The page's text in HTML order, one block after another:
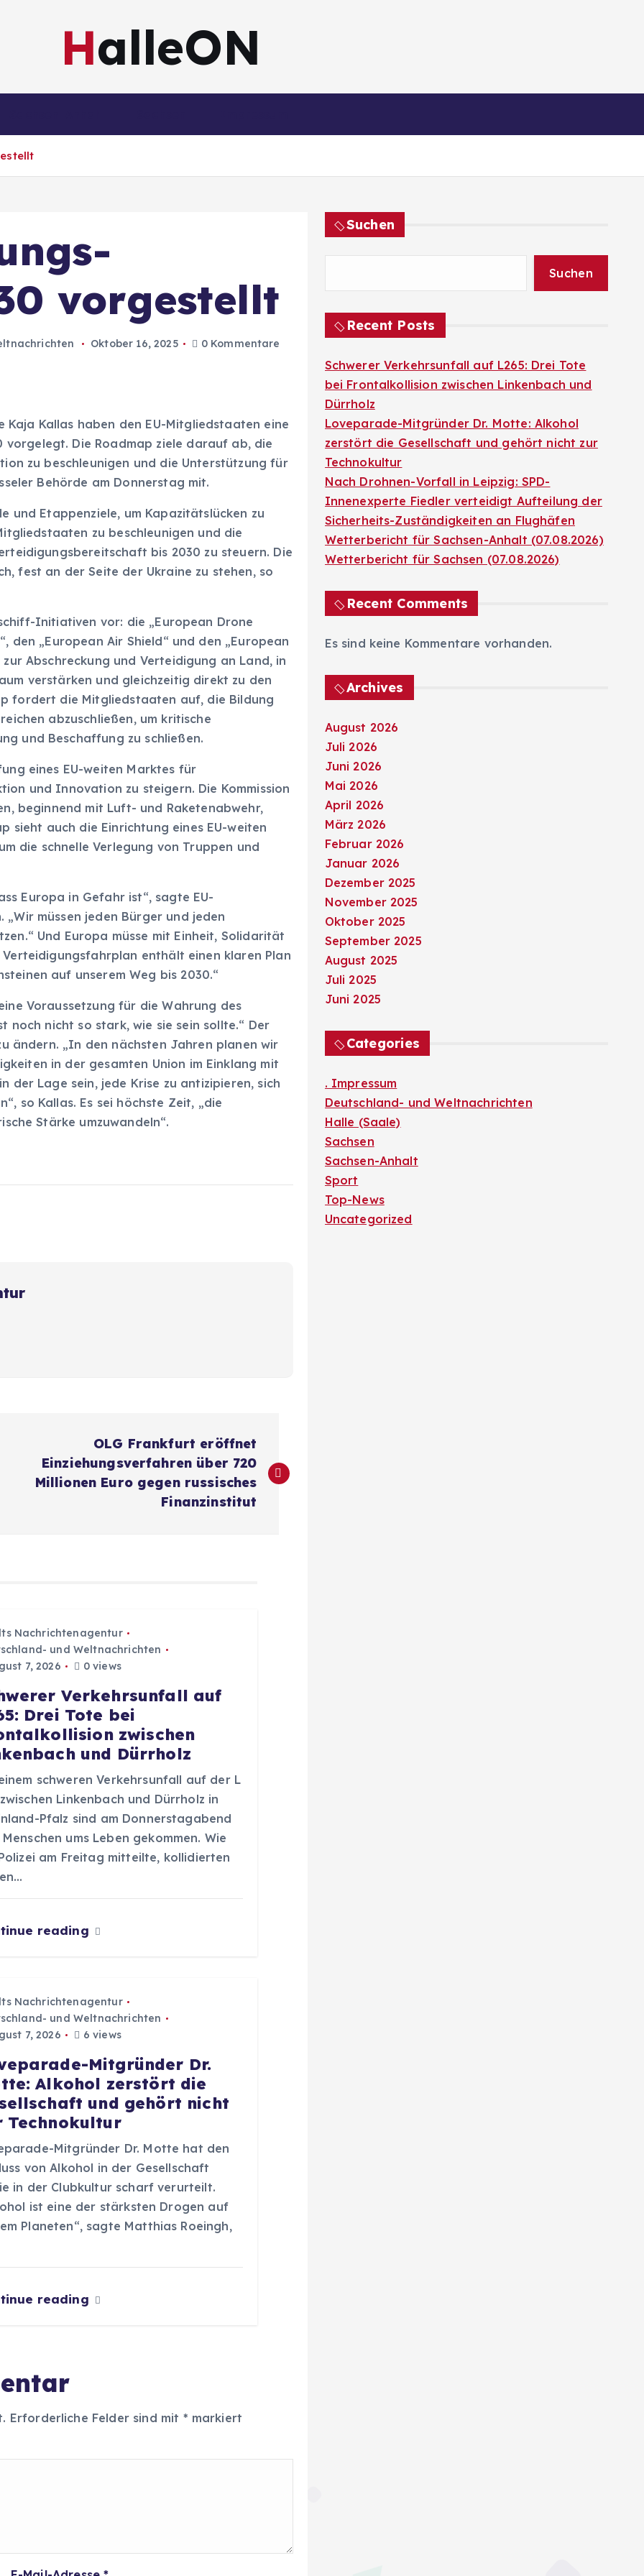
HalleON
vorgestellt
Oktober 16, 2025 0 Kommentare
Kaja Kallas haben den EU-Mitgliedstaaten eine
vorgelegt. Die Roadmap ziele darauf ab, die
zu beschleunigen und die Unterstützung für
Behörde am Donnerstag mit.
und Etappenziele, um Kapazitätslücken zu
zu beschleunigen und die
bis 2030 zu steuern. Die
fest an der Seite der Ukraine zu stehen, so
Initiativen vor: die „European Drone
den „European Air Shield“ und den „European
Abschreckung und Verteidigung an Land, in
verstärken und gleichzeitig direkt zu den
fordert die Mitgliedstaaten auf, die Bildung
abzuschließen, um kritische
und Beschaffung zu schließen.
eines EU-weiten Marktes für
und Innovation zu steigern. Die Kommission
beginnend mit Luft- und Raketenabwehr,
sieht auch die Einrichtung eines EU-weiten
die schnelle Verlegung von Truppen und
Europa in Gefahr ist“, sagte EU-
müssen jeden Bürger und jeden
Und Europa müsse mit Einheit, Solidarität
enthält einen klaren Plan
auf unserem Weg bis 2030.“
Voraussetzung für die Wahrung des
noch nicht so stark, wie sie sein sollte.“ Der
ändern. „In den nächsten Jahren planen wir
in der gesamten Union im Einklang mit
der Lage sein, jede Krise zu antizipieren, sich
so Kallas. Es sei höchste Zeit, „die
Stärke umzuwandeln“.
OLG Frankfurt eröffnet
Einziehungsverfahren über 720
Millionen Euro gegen russisches
Finanzinstitut
Nachrichtenagentur
und Weltnachrichten
7, 2026
0 views
Verkehrsunfall auf
Drei Tote bei
zwischen
und Dürrholz
schweren Verkehrsunfall auf der L
Linkenbach und Dürrholz in
Pfalz sind am Donnerstagabend
ums Leben gekommen. Wie
am Freitag mitteilte, kollidierten
reading
Nachrichtenagentur
und Weltnachrichten
7, 2026
6 views
Mitgründer Dr.
Alkohol zerstört die
und gehört nicht
Technokultur
Mitgründer Dr. Motte hat den
von Alkohol in der Gesellschaft
in der Clubkultur scharf verurteilt.
ist eine der stärksten Drogen auf
Planeten“, sagte Matthias Roeingh,
reading
Erforderliche Felder sind mit * markiert
Suchen
Suchen
Recent Posts
Schwerer Verkehrsunfall auf L265: Drei Tote
bei Frontalkollision zwischen Linkenbach und
Dürrholz
Loveparade-Mitgründer Dr. Motte: Alkohol
zerstört die Gesellschaft und gehört nicht zur
Technokultur
Nach Drohnen-Vorfall in Leipzig: SPD-
Innenexperte Fiedler verteidigt Aufteilung der
Sicherheits-Zuständigkeiten an Flughäfen
Wetterbericht für Sachsen-Anhalt (07.08.2026)
Wetterbericht für Sachsen (07.08.2026)
Recent Comments
Es sind keine Kommentare vorhanden.
Archives
August 2026
Juli 2026
Juni 2026
Mai 2026
April 2026
März 2026
Februar 2026
Januar 2026
Dezember 2025
November 2025
Oktober 2025
September 2025
August 2025
Juli 2025
Juni 2025
Categories
. Impressum
Deutschland- und Weltnachrichten
Halle (Saale)
Sachsen
Sachsen-Anhalt
Sport
Top-News
Uncategorized